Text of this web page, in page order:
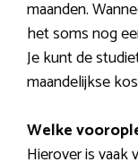
maanden.
het soms nog
Je kunt de
maandelijkse
Welke
Hierover is vaak